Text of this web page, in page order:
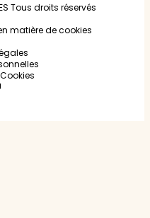
Tous droits réservés
matière de cookies